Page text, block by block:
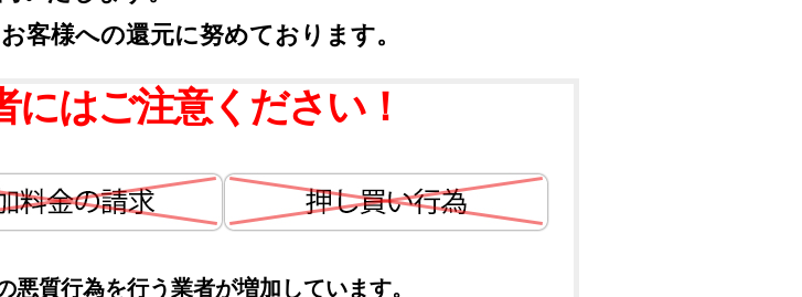
客様への還元に努めております。
にはご注意ください！
悪質行為を行う業者が増加しています。